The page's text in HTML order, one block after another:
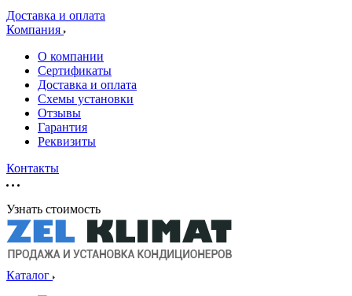
Доставка и оплата
Компания
О компании
Сертификаты
Доставка и оплата
Схемы установки
Отзывы
Гарантия
Реквизиты
Контакты
Узнать стоимость
Каталог